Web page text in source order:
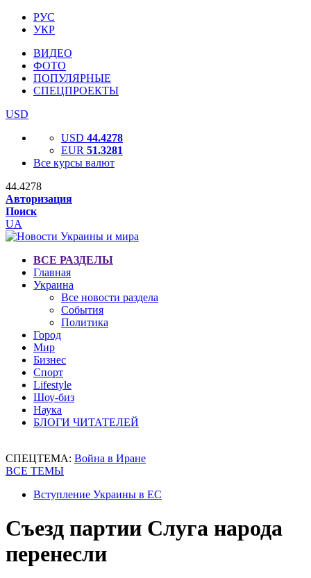
РУС
УКР
ВИДЕО
ФОТО
ПОПУЛЯРНЫЕ
СПЕЦПРОЕКТЫ
USD
USD 44.4278
EUR 51.3281
Все курсы валют
44.4278
Авторизация
Поиск
UA
ВСЕ РАЗДЕЛЫ
Главная
Украина
Все новости раздела
События
Политика
Город
Мир
Бизнес
Спорт
Lifestyle
Шоу-биз
Наука
БЛОГИ ЧИТАТЕЛЕЙ
СПЕЦТЕМА: Война в Иране
ВСЕ ТЕМЫ
Вступление Украины в ЕС
Съезд партии Слуга народа
перенесли